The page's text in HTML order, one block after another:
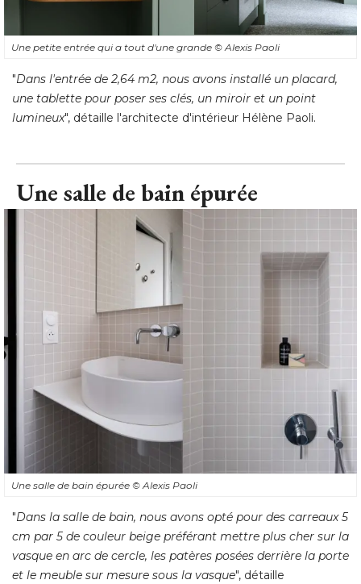
Une petite entrée qui a tout d'une grande © Alexis Paoli
"Dans l'entrée de 2,64 m2, nous avons installé un placard,
une tablette pour poser ses clés, un miroir et un point
lumineux", détaille l'architecte d'intérieur Hélène Paoli.
Une salle de bain épurée
Une salle de bain épurée © Alexis Paoli
"Dans la salle de bain, nous avons opté pour des carreaux 5
cm par 5 de couleur beige préférant mettre plus cher sur la
vasque en arc de cercle, les patères posées derrière la porte
et le meuble sur mesure sous la vasque", détaille